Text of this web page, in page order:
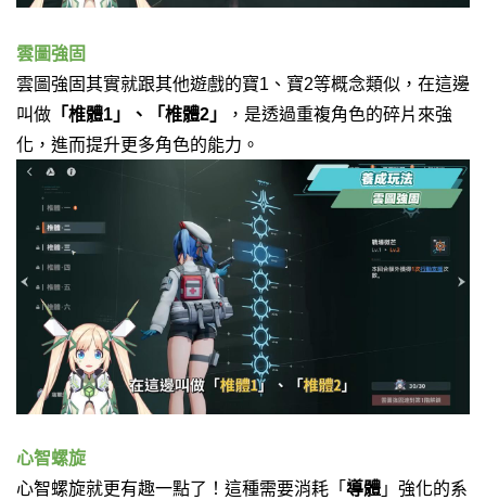
雲圖強固
雲圖強固其實就跟其他遊戲的寶1、寶2等概念類似， 在這邊
叫做 「椎體1」、「椎體2」 ， 是透過重複角色的碎片來強
化， 進而提升更多角色的能力。
心智螺旋
心智螺旋就更有趣一點了！ 這種需要消耗「 導體 」強化的系